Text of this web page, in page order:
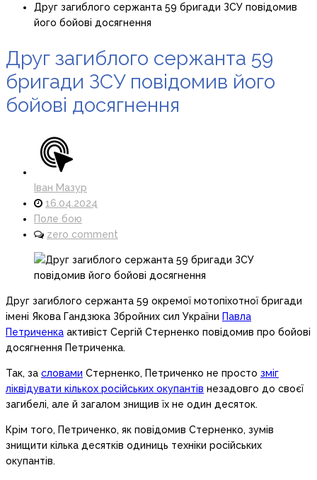
Друг загиблого сержанта 59 бригади ЗСУ повідомив
його бойові досягнення
Друг загиблого сержанта 59
бригади ЗСУ повідомив його
бойові досягнення
Іван Мазур
16.04.2024
Поле бою
zero comment
Друг загиблого сержанта 59 окремої мотопіхотної бригади
імені Якова Гандзюка Збройних сил України Павла
Петриченка активіст Сергій Стерненко повідомив про бойові
досягнення Петриченка.
Так, за словами Стерненко, Петриченко не просто зміг
ліквідувати кількох російських окупантів незадовго до своєї
загибелі, але й загалом знищив їх не один десяток.
Крім того, Петриченко, як повідомив Стерненко, зумів
знищити кілька десятків одиниць техніки російських
окупантів.